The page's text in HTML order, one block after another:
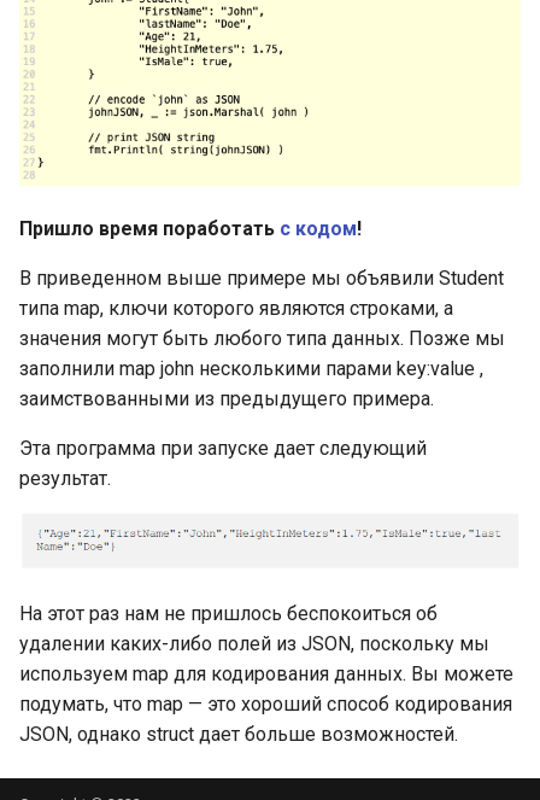
Переменные, объявления
переменных
Переменные: присвоение
чистых значений
Короткие формы
Общие операторы
Общие операторы: о
переполнениях
Общие операторы: о
операциях с остатком
подробнее о постоянных
выражениях
Объявление функций и
вызовы функций
Пришло время поработать с кодом!
В приведенном выше примере мы объявили Student
типа map, ключи которого являются строками, а
значения могут быть любого типа данных. Позже мы
заполнили map john несколькими парами key:value ,
заимствованными из предыдущего примера.
Эта программа при запуске дает следующий
результат.
На этот раз нам не пришлось беспокоиться об
удалении каких-либо полей из JSON, поскольку мы
используем map для кодирования данных. Вы можете
подумать, что map — это хороший способ кодирования
JSON, однако struct дает больше возможностей.